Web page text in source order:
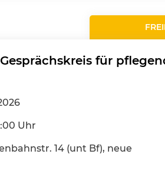
für
Uhr
14 (unt Bf), neue